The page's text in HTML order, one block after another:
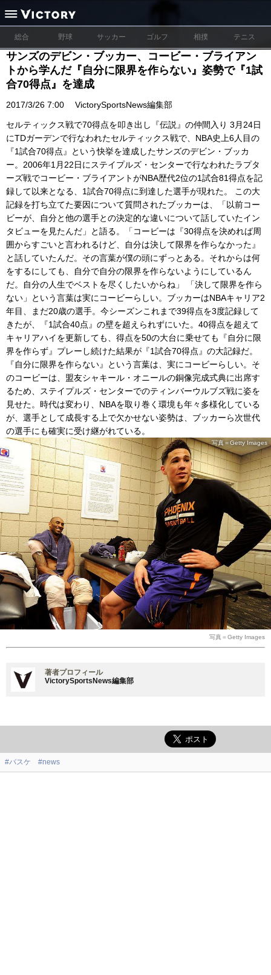
総合 野球 サッカー ゴルフ 相撲 テニス
サンズのデビン・ブッカー、コービー・ブライアン
トから学んだ『自分に限界を作らない』姿勢で『1試
合70得点』を達成
2017/3/26 7:00 VictorySportsNews編集部
セルティックス戦で70得点を叩き出し『伝説』の仲間入り 3月24日
にTDガーデンで行なわれたセルティックス戦で、NBA史上6人目の
『1試合70得点』という快挙を達成したサンズのデビン・ブッカ
ー。2006年1月22日にステイプルズ・センターで行なわれたラプタ
ーズ戦でコービー・ブライアントがNBA歴代2位の1試合81得点を記
録して以来となる、1試合70得点に到達した選手が現れた。 この大
記録を打ち立てた要因について質問されたブッカーは、「以前コー
ビーが、自分と他の選手との決定的な違いについて話していたイン
タビューを見たんだ」と語る。「コービーは『30得点を決めれば周
囲からすごいと言われるけど、自分は決して限界を作らなかった』
と話していたんだ。その言葉が僕の頭にずっとある。それからは何
をするにしても、自分で自分の限界を作らないようにしているん
だ。自分の人生でベストを尽くしたいからね」 「決して限界を作ら
ない」という言葉は実にコービーらしい。ブッカーはNBAキャリア2
年目、まだ20歳の選手。今シーズンこれまで39得点を3度記録して
きたが、『1試合40点』の壁を超えられずにいた。40得点を超えて
キャリアハイを更新しても、得点を50の大台に乗せても『自分に限
界を作らず』プレーし続けた結果が『1試合70得点』の大記録だ。
『自分に限界を作らない』という言葉は、実にコービーらしい。そ
のコービーは、盟友シャキール・オニールの銅像完成式典に出席す
るため、ステイプルズ・センターでのティンバーウルブズ戦に姿を
見せた。時代は変わり、NBAを取り巻く環境も年々多様化している
が、選手として成長する上で欠かせない姿勢は、ブッカーら次世代
の選手にも確実に受け継がれている。
写真＝Getty Images
写真＝Getty Images
著者プロフィール
VictorySportsNews編集部
#バスケ #news